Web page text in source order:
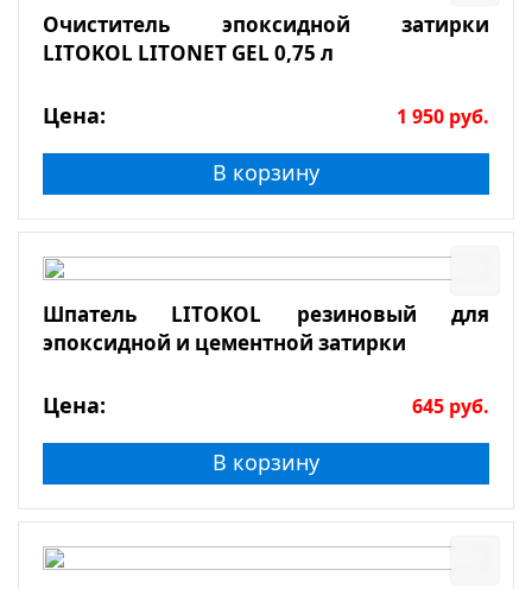
Очиститель эпоксидной затирки
LITOKOL LITONET GEL 0,75 л
Цена: 1 950 руб.
В корзину
Шпатель LITOKOL резиновый для
эпоксидной и цементной затирки
Цена: 645 руб.
В корзину